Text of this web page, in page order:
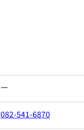
ー
082-541-6870